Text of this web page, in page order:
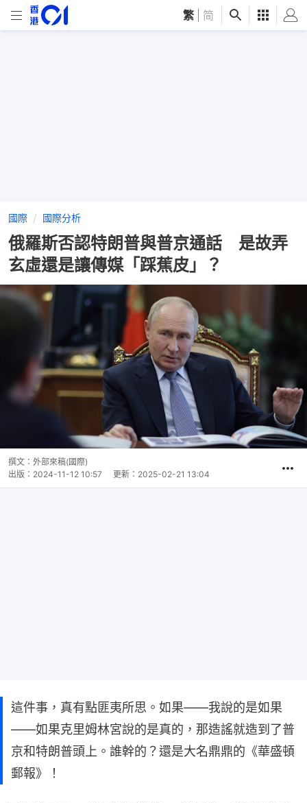
繁 简
國際 國際分析
俄羅斯否認特朗普與普京通話 是故弄
玄虛還是讓傳媒「踩蕉皮」？
撰文： 外部來稿(國際)
出版： 2024-11-12 10:57 更新： 2025-02-21 13:04
這件事，真有點匪夷所思。如果——我說的是如果
——如果克里姆林宮說的是真的，那造謠就造到了普
京和特朗普頭上。誰幹的？還是大名鼎鼎的《華盛頓
郵報》！